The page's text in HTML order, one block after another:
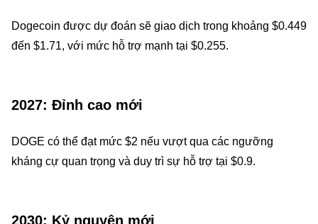
Dogecoin được dự đoán sẽ giao dịch trong khoảng $0.449
đến $1.71, với mức hỗ trợ mạnh tại $0.255.
2027: Đỉnh cao mới
DOGE có thể đạt mức $2 nếu vượt qua các ngưỡng
kháng cự quan trọng và duy trì sự hỗ trợ tại $0.9.
2030: Kỷ nguyên mới